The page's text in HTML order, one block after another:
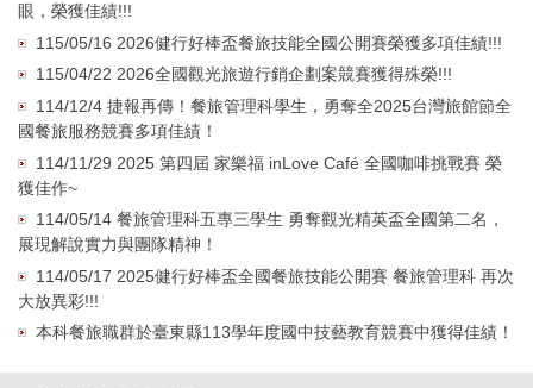
眼，榮獲佳績!!!
115/05/16 2026健行好棒盃餐旅技能全國公開賽榮獲多項佳績!!!
115/04/22 2026全國觀光旅遊行銷企劃案競賽獲得殊榮!!!
114/12/4 捷報再傳！餐旅管理科學生，勇奪全2025台灣旅館節全
國餐旅服務競賽多項佳績！
114/11/29 2025 第四屆 家樂福 inLove Café 全國咖啡挑戰賽 榮
獲佳作~
114/05/14 餐旅管理科五專三學生 勇奪觀光精英盃全國第二名，
展現解說實力與團隊精神！
114/05/17 2025健行好棒盃全國餐旅技能公開賽 餐旅管理科 再次
大放異彩!!!
本科餐旅職群於臺東縣113學年度國中技藝教育競賽中獲得佳績！